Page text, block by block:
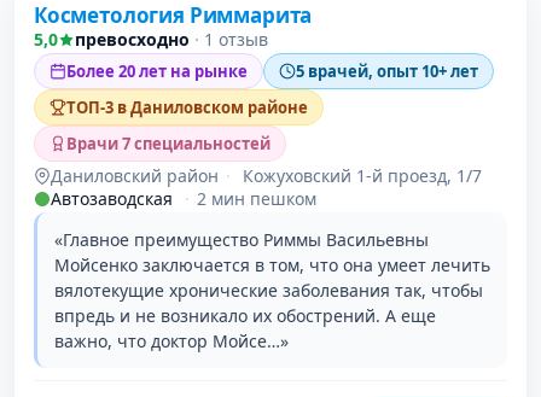
2 место в рейтинге
Косметология Риммарита
5,0 превосходно · 1 отзыв
Более 20 лет на рынке
5 врачей, опыт 10+ лет
ТОП-3 в Даниловском районе
Врачи 7 специальностей
Даниловский район ·
Кожуховский 1-й проезд, 1/7
Автозаводская
· 2 мин пешком
«Главное преимущество Риммы Васильевны
Мойсенко заключается в том, что она умеет лечить
вялотекущие хронические заболевания так, чтобы
впредь и не возникало их обострений. А еще
важно, что доктор Мойсе…»